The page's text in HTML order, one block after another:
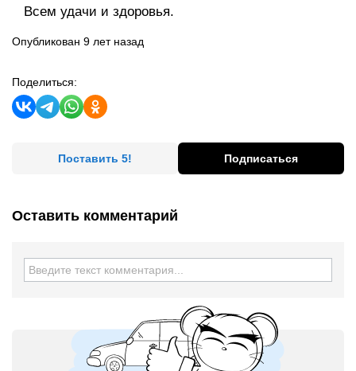
Всем удачи и здоровья.
Опубликован 9 лет назад
Поделиться:
Поставить 5! Подписаться
Оставить комментарий